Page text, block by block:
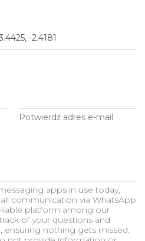
Potwierdź adres e-mail
apps in use today,
communication via WhatsApp
platform among our
of your questions and
ensuring nothing gets missed.